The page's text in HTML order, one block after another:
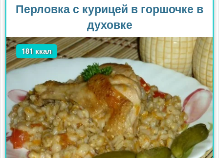
Перловка с курицей в горшочке в
духовке
181 ккал